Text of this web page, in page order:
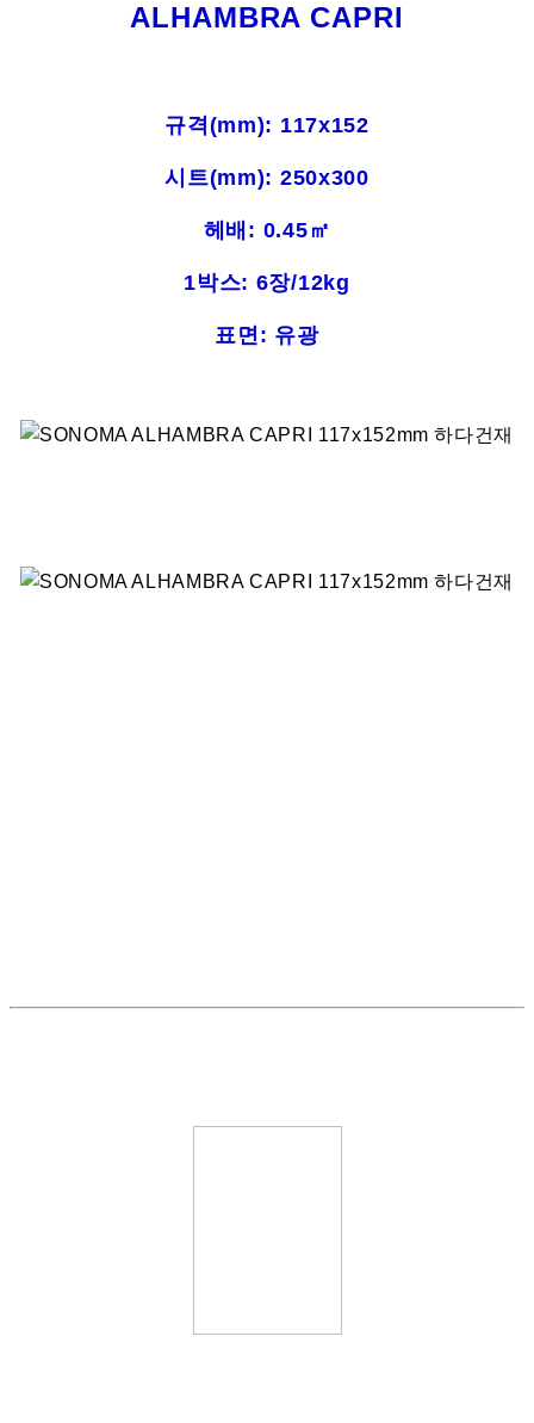
ALHAMBRA CAPRI
규격(mm): 117x152
시트(mm): 250x300
헤배: 0.45㎡
1박스: 6장/12kg
표면: 유광